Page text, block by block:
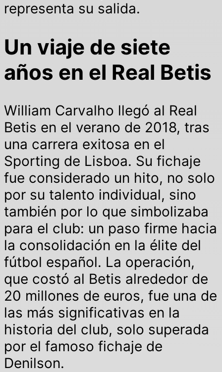
representa su salida.
Un viaje de siete
años en el Real Betis
William Carvalho llegó al Real
Betis en el verano de 2018, tras
una carrera exitosa en el
Sporting de Lisboa. Su fichaje
fue considerado un hito, no solo
por su talento individual, sino
también por lo que simbolizaba
para el club: un paso firme hacia
la consolidación en la élite del
fútbol español. La operación,
que costó al Betis alrededor de
20 millones de euros, fue una de
las más significativas en la
historia del club, solo superada
por el famoso fichaje de
Denilson.